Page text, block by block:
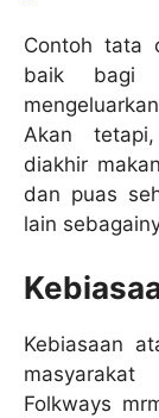
Contoh tata
baik bagi
Akan
diakhir
dan puas
lain
Kebiasaan
Folkways